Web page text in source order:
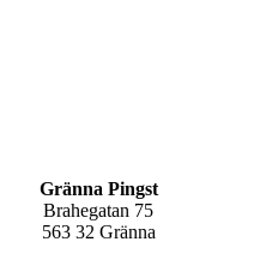
Gränna Pingst
Brahegatan 75
563 32 Gränna